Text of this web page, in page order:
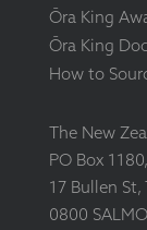
Ōra King
Ōra King
How to
The New
PO Box
17 Bullen
0800